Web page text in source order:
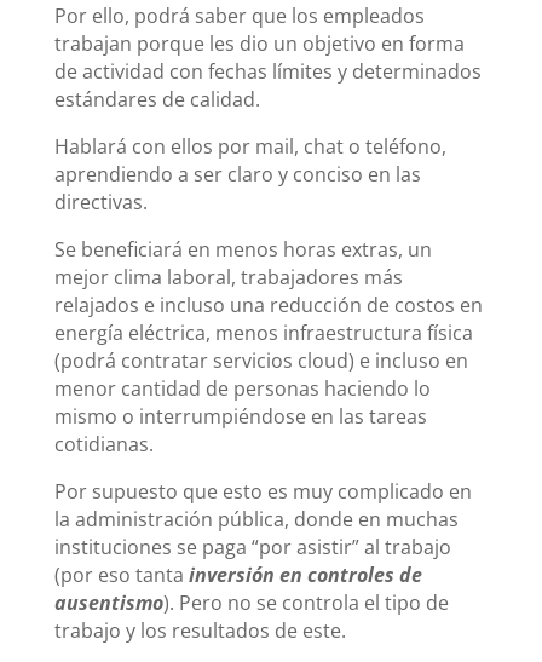
Por ello, podrá saber que los empleados
trabajan porque les dio un objetivo en forma
de actividad con fechas límites y determinados
estándares de calidad.
Hablará con ellos por mail, chat o teléfono,
aprendiendo a ser claro y conciso en las
directivas.
Se beneficiará en menos horas extras, un
mejor clima laboral, trabajadores más
relajados e incluso una reducción de costos en
energía eléctrica, menos infraestructura física
(podrá contratar servicios cloud) e incluso en
menor cantidad de personas haciendo lo
mismo o interrumpiéndose en las tareas
cotidianas.
Por supuesto que esto es muy complicado en
la administración pública, donde en muchas
instituciones se paga “por asistir” al trabajo
(por eso tanta inversión en controles de
ausentismo). Pero no se controla el tipo de
trabajo y los resultados de este.